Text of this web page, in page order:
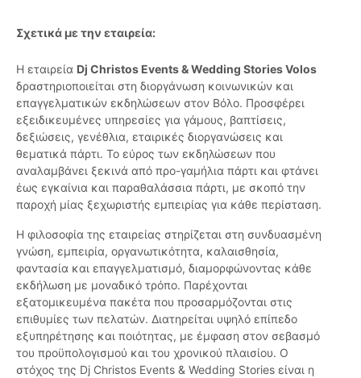
Σχετικά με την εταιρεία:
Η εταιρεία Dj Christos Events & Wedding Stories Volos
δραστηριοποιείται στη διοργάνωση κοινωνικών και
επαγγελματικών εκδηλώσεων στον Βόλο. Προσφέρει
εξειδικευμένες υπηρεσίες για γάμους, βαπτίσεις,
δεξιώσεις, γενέθλια, εταιρικές διοργανώσεις και
θεματικά πάρτι. Το εύρος των εκδηλώσεων που
αναλαμβάνει ξεκινά από προ-γαμήλια πάρτι και φτάνει
έως εγκαίνια και παραθαλάσσια πάρτι, με σκοπό την
παροχή μίας ξεχωριστής εμπειρίας για κάθε περίσταση.
Η φιλοσοφία της εταιρείας στηρίζεται στη συνδυασμένη
γνώση, εμπειρία, οργανωτικότητα, καλαισθησία,
φαντασία και επαγγελματισμό, διαμορφώνοντας κάθε
εκδήλωση με μοναδικό τρόπο. Παρέχονται
εξατομικευμένα πακέτα που προσαρμόζονται στις
επιθυμίες των πελατών. Διατηρείται υψηλό επίπεδο
εξυπηρέτησης και ποιότητας, με έμφαση στον σεβασμό
του προϋπολογισμού και του χρονικού πλαισίου. Ο
στόχος της Dj Christos Events & Wedding Stories είναι η